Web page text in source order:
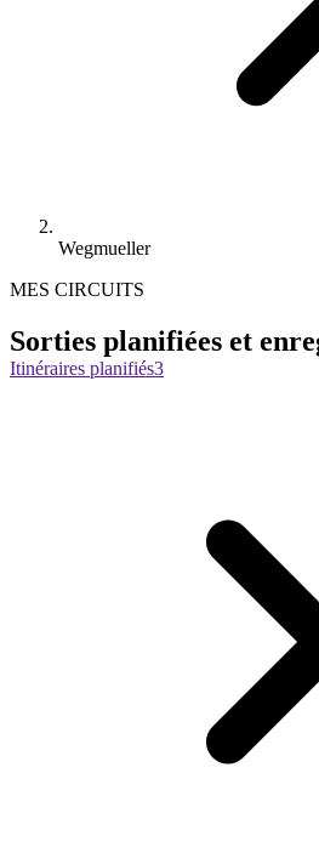
Wegmueller
MES CIRCUITS
Sorties planifiées et
Itinéraires planifiés3